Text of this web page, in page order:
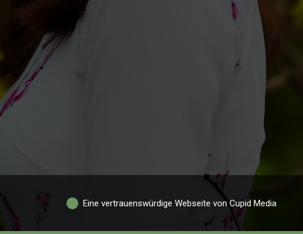
Eine vertrauenswürdige Webseite von Cupid Media